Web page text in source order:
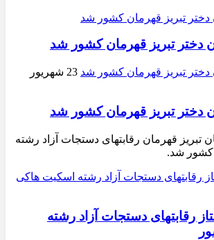
دختر تبریز قهرمان کشور شد
23 شهریور
دختر تبریز قهرمان کشور شد
تبریز قهرمان رقابتهای دستجات آزاد رشته
کشور شد.
رقابتهای دستجات آزاد رشته